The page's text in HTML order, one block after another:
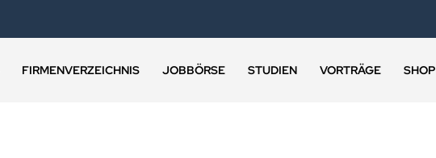
FIRMENVERZEICHNIS JOBBÖRSE STUDIEN VORTRÄGE SHOP